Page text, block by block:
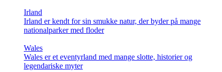
Irland
Irland er kendt for sin smukke natur, der byder på mange
nationalparker med floder
Wales
Wales er et eventyrland med mange slotte, historier og
legendariske myter